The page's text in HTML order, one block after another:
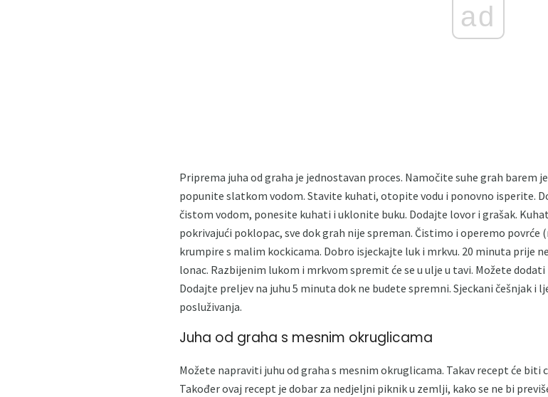
ad
Priprema juha od graha je jednostavan proces. Namočite suhe grah barem
popunite slatkom vodom. Stavite kuhati, otopite vodu i ponovno isperite.
čistom vodom, ponesite kuhati i uklonite buku. Dodajte lovor i grašak.
pokrivajući poklopac, sve dok grah nije spreman. Čistimo i operemo
krumpire s malim kockicama. Dobro isjeckajte luk i mrkvu. 20 minuta prije
lonac. Razbijenim lukom i mrkvom spremit će se u ulje u tavi. Možete
Dodajte preljev na juhu 5 minuta dok ne budete spremni. Sjeckani češnjak i
posluživanja.
Juha od graha s mesnim okruglicama
Možete napraviti juhu od graha s mesnim okruglicama. Takav recept će biti
Također ovaj recept je dobar za nedjeljni piknik u zemlji, kako se ne bi